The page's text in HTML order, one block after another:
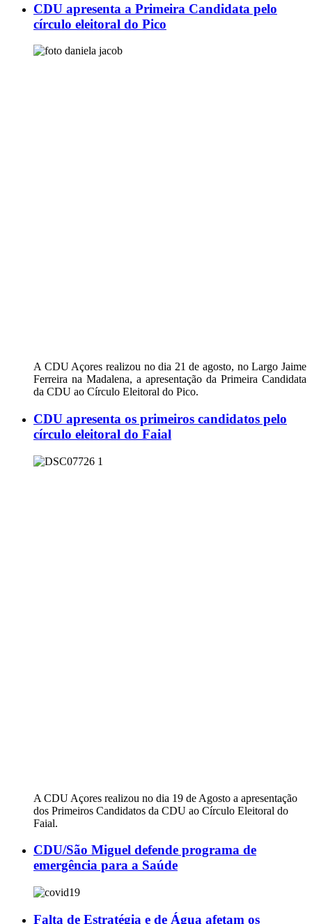
CDU apresenta a Primeira Candidata pelo
círculo eleitoral do Pico
A CDU Açores realizou no dia 21 de agosto, no Largo Jaime
Ferreira na Madalena, a apresentação da Primeira Candidata
da CDU ao Círculo Eleitoral do Pico.
CDU apresenta os primeiros candidatos pelo
círculo eleitoral do Faial
A CDU Açores realizou no dia 19 de Agosto a apresentação
dos Primeiros Candidatos da CDU ao Círculo Eleitoral do
Faial.
CDU/São Miguel defende programa de
emergência para a Saúde
Falta de Estratégia e de Água afetam os